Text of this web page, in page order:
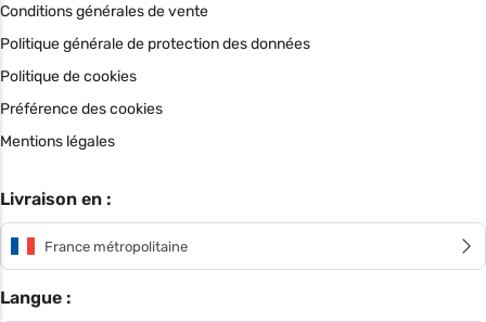
Conditions générales de vente
Politique générale de protection des données
Politique de cookies
Préférence des cookies
Mentions légales
Livraison en :
France métropolitaine
Langue :